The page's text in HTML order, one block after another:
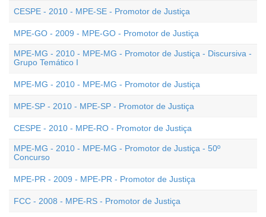
CESPE - 2010 - MPE-SE - Promotor de Justiça
MPE-GO - 2009 - MPE-GO - Promotor de Justiça
MPE-MG - 2010 - MPE-MG - Promotor de Justiça - Discursiva -
Grupo Temático I
MPE-MG - 2010 - MPE-MG - Promotor de Justiça
MPE-SP - 2010 - MPE-SP - Promotor de Justiça
CESPE - 2010 - MPE-RO - Promotor de Justiça
MPE-MG - 2010 - MPE-MG - Promotor de Justiça - 50º
Concurso
MPE-PR - 2009 - MPE-PR - Promotor de Justiça
FCC - 2008 - MPE-RS - Promotor de Justiça